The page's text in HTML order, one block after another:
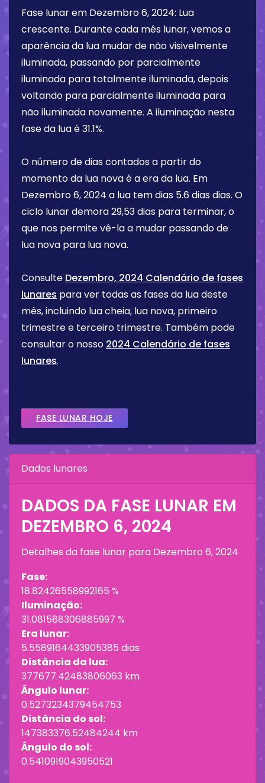
Fase lunar em Dezembro 6, 2024: Lua
crescente. Durante cada mês lunar, vemos a
aparência da lua mudar de não visivelmente
iluminada, passando por parcialmente
iluminada para totalmente iluminada, depois
voltando para parcialmente iluminada para
não iluminada novamente. A iluminação nesta
fase da lua é31.1%.
O número de dias contados a partir do
momento da lua nova é a era da lua. Em
Dezembro 6, 2024 a lua tem dias 5.6 dias dias. O
ciclo lunar demora 29,53 dias para terminar, o
que nos permite vê-la a mudar passando de
lua nova para lua nova.
Consulte Dezembro, 2024 Calendário de fases
lunares para ver todas as fases da lua deste
mês, incluindo lua cheia, lua nova, primeiro
trimestre e terceiro trimestre. Também pode
consultar o nosso 2024 Calendário de fases
lunares.
FASE LUNAR HOJE
Dados lunares
DADOS DA FASE LUNAR EM
DEZEMBRO 6, 2024
Detalhes da fase lunar para Dezembro 6, 2024
Fase:
18.82426558992165 %
Iluminação:
31.081588306885997 %
Era lunar:
5.5589164433905385 dias
Distância da lua:
377677.42483806063 km
Ângulo lunar:
0.5273234379454753
Distância do sol:
147383376.52484244 km
Ângulo do sol:
0.5410919043950521